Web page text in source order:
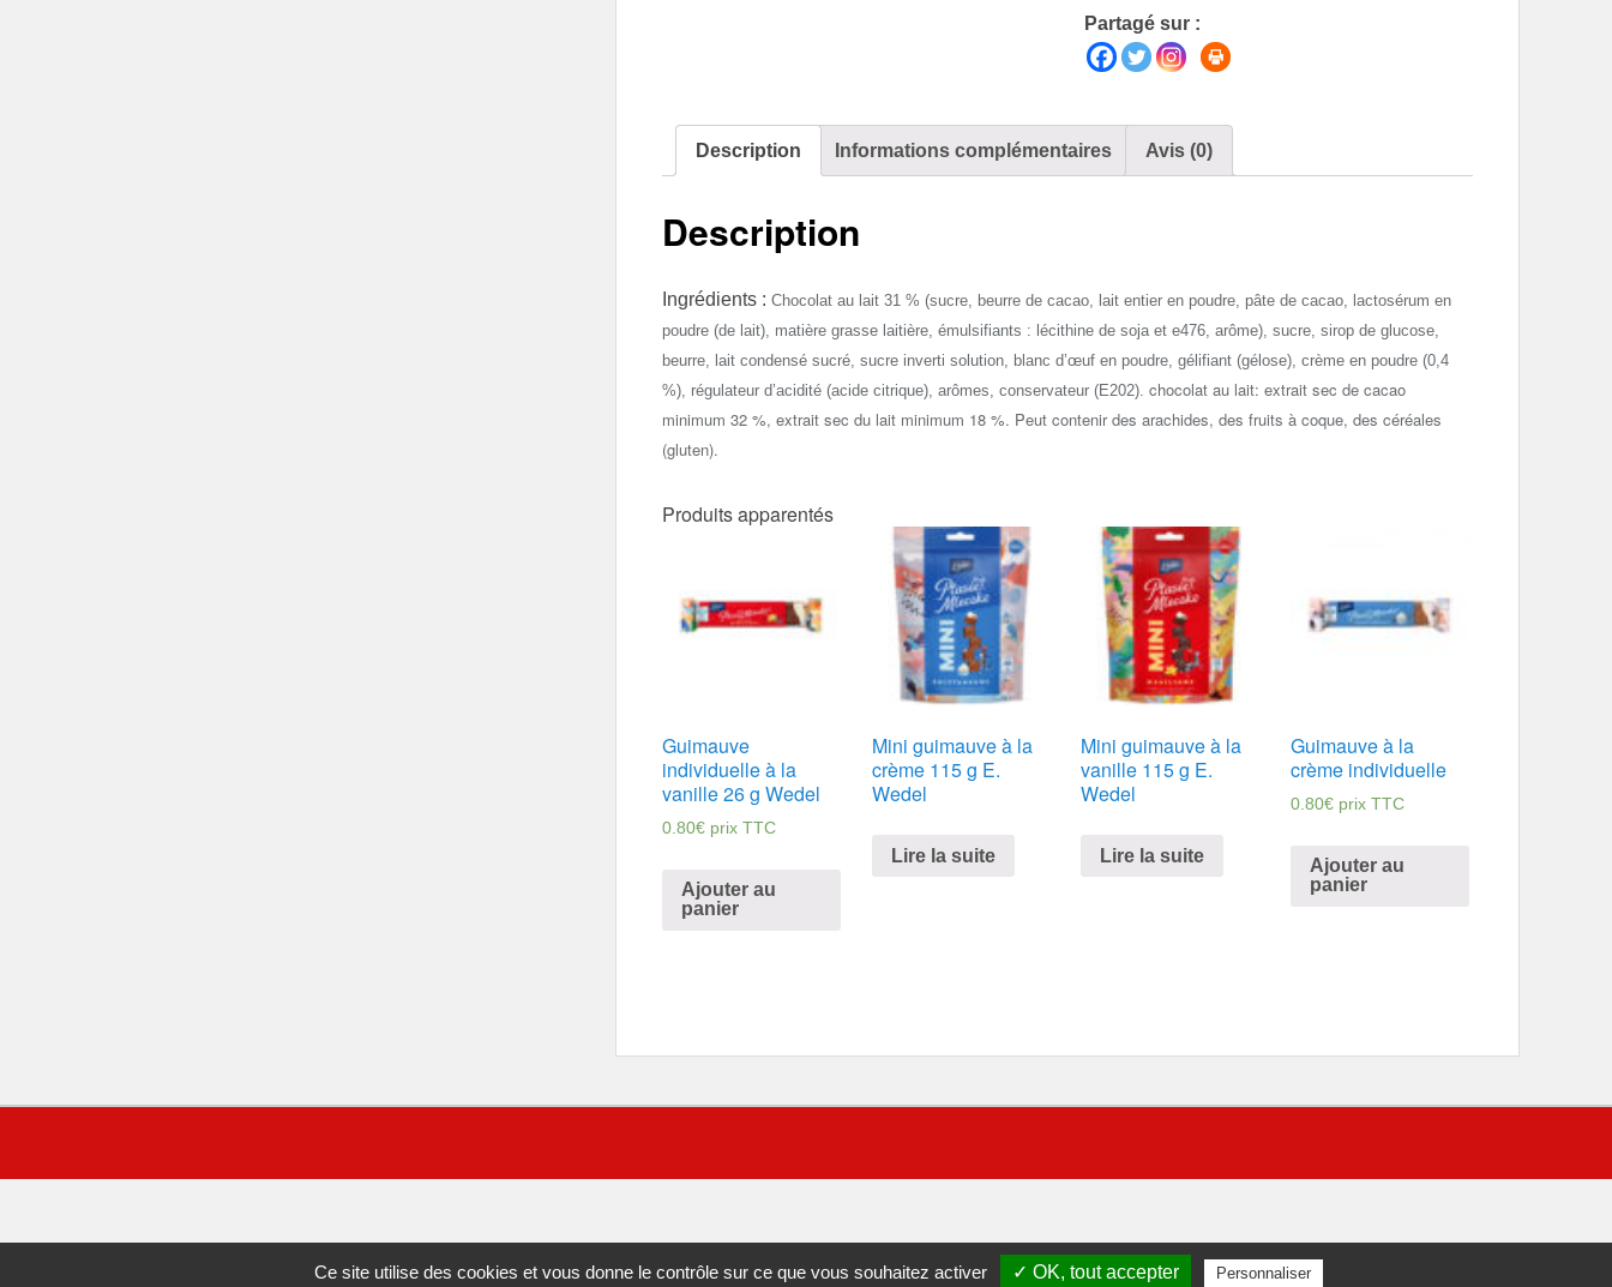
Partagé sur :
Description Informations complémentaires Avis (0)
Description
Ingrédients : Chocolat au lait 31 % (sucre, beurre de cacao, lait entier en poudre, pâte de cacao, lactosérum en
poudre (de lait), matière grasse laitière, émulsifiants : lécithine de soja et e476, arôme), sucre, sirop de glucose,
beurre, lait condensé sucré, sucre inverti solution, blanc d’œuf en poudre, gélifiant (gélose), crème en poudre (0,4
%), régulateur d’acidité (acide citrique), arômes, conservateur (E202). chocolat au lait: extrait sec de cacao
minimum 32 %, extrait sec du lait minimum 18 %. Peut contenir des arachides, des fruits à coque, des céréales
(gluten).
Produits apparentés
Guimauve
individuelle à la
vanille 26 g Wedel
0.80€ prix TTC
Ajouter au
panier
Mini guimauve à la
crème 115 g E.
Wedel
Lire la suite
Mini guimauve à la
vanille 115 g E.
Wedel
Lire la suite
Guimauve à la
crème individuelle
0.80€ prix TTC
Ajouter au
panier
Ce site utilise des cookies et vous donne le contrôle sur ce que vous souhaitez activer ✓ OK, tout accepter Personnaliser